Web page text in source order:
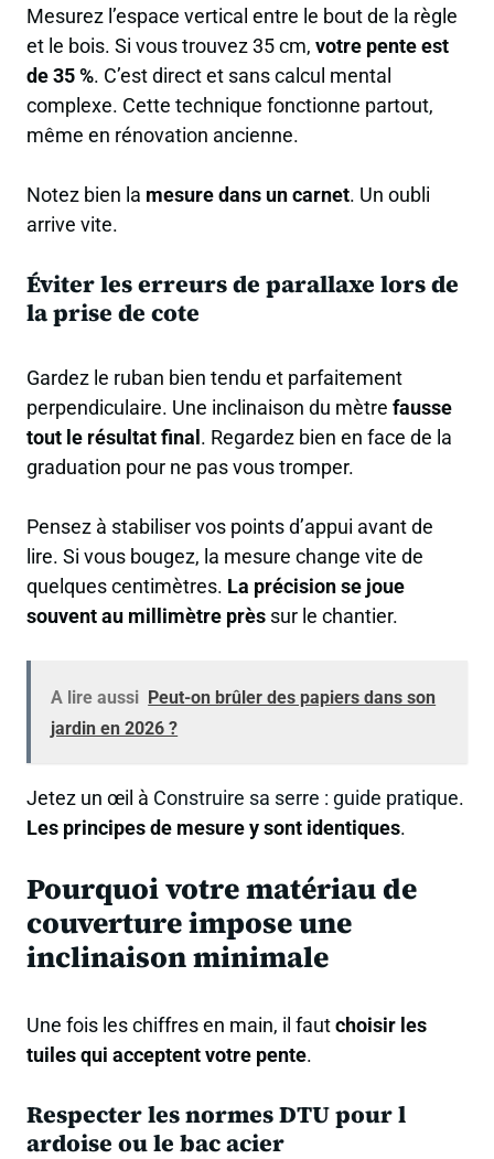
Mesurez l’espace vertical entre le bout de la règle
et le bois. Si vous trouvez 35 cm, votre pente est
de 35 %. C’est direct et sans calcul mental
complexe. Cette technique fonctionne partout,
même en rénovation ancienne.
Notez bien la mesure dans un carnet. Un oubli
arrive vite.
Éviter les erreurs de parallaxe lors de
la prise de cote
Gardez le ruban bien tendu et parfaitement
perpendiculaire. Une inclinaison du mètre fausse
tout le résultat final. Regardez bien en face de la
graduation pour ne pas vous tromper.
Pensez à stabiliser vos points d’appui avant de
lire. Si vous bougez, la mesure change vite de
quelques centimètres. La précision se joue
souvent au millimètre près sur le chantier.
A lire aussi Peut-on brûler des papiers dans son
jardin en 2026 ?
Jetez un œil à Construire sa serre : guide pratique.
Les principes de mesure y sont identiques.
Pourquoi votre matériau de
couverture impose une
inclinaison minimale
Une fois les chiffres en main, il fautchoisir les
tuiles qui acceptent votre pente.
Respecter les normes DTU pour l
ardoise ou le bac acier